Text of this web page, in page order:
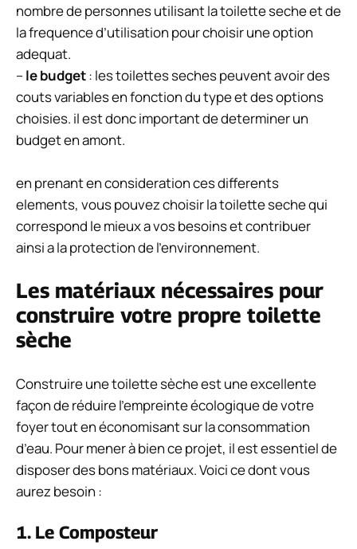
nombre de personnes utilisant la toilette seche et de
la frequence d’utilisation pour choisir une option
adequat.
–le budget: les toilettes seches peuvent avoir des
couts variables en fonction du type et des options
choisies. il est donc important de determiner un
budget en amont.
en prenant en consideration ces differents
elements, vous pouvez choisir la toilette seche qui
correspond le mieux a vos besoins et contribuer
ainsi a la protection de l’environnement.
Les matériaux nécessaires pour
construire votre propre toilette
sèche
Construire une toilette sèche est une excellente
façon de réduire l’empreinte écologique de votre
foyer tout en économisant sur la consommation
d’eau. Pour mener à bien ce projet, il est essentiel de
disposer des bons matériaux. Voici ce dont vous
aurez besoin :
1. Le Composteur